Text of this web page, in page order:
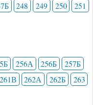
248 249 250
251
256А 256Б
257Б
261В 262А 262Б 263